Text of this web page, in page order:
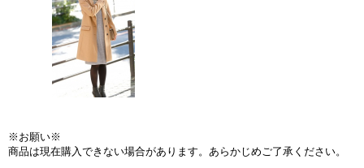
※お願い※
商品は現在購入できない場合があります。あらかじめご了承ください。